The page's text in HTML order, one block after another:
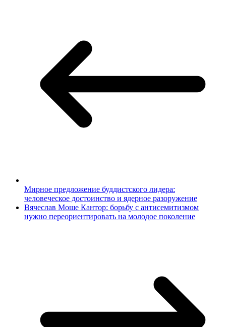
Мирное предложение буддистского лидера:
человеческое достоинство и ядерное разоружение
Вячеслав Моше Кантор: борьбу с антисемитизмом
нужно переориентировать на молодое поколение